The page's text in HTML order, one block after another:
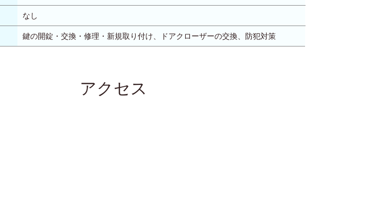
なし
鍵の開錠・交換・修理・新規取り付け、ドアクローザーの交換、防犯対策
アクセス